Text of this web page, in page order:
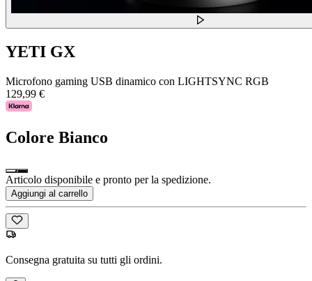
YETI GX
Microfono gaming USB dinamico con LIGHTSYNC RGB
129,99 €
Colore Bianco
Articolo disponibile e pronto per la spedizione.
Aggiungi al carrello
Consegna gratuita su tutti gli ordini.